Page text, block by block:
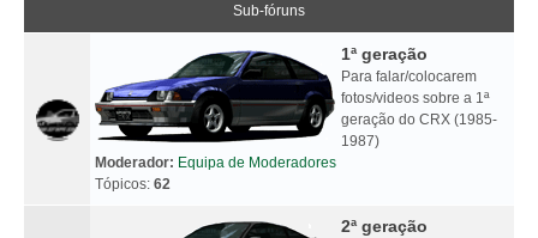
Sub-fóruns
1ª geração
Para falar/colocarem
fotos/videos sobre a 1ª
geração do CRX (1985-
1987)
Moderador: Equipa de Moderadores
Tópicos: 62
2ª geração